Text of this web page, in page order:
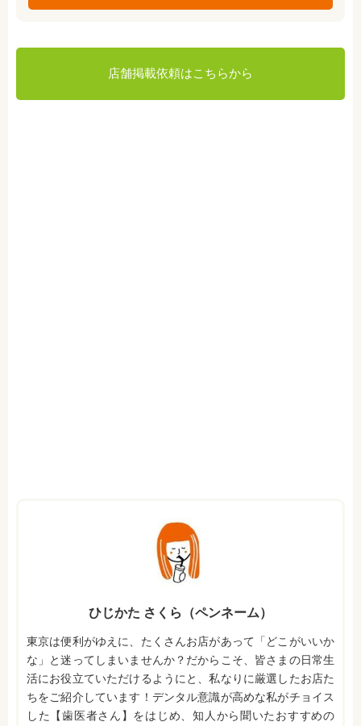
店舗掲載依頼はこちらから
ひじかた さくら（ペンネーム）
東京は便利がゆえに、たくさんお店があって「どこがいいか
な」と迷ってしまいませんか？だからこそ、皆さまの日常生
活にお役立ていただけるようにと、私なりに厳選したお店た
ちをご紹介しています！デンタル意識が高めな私がチョイス
した【歯医者さん】をはじめ、知人から聞いたおすすめの